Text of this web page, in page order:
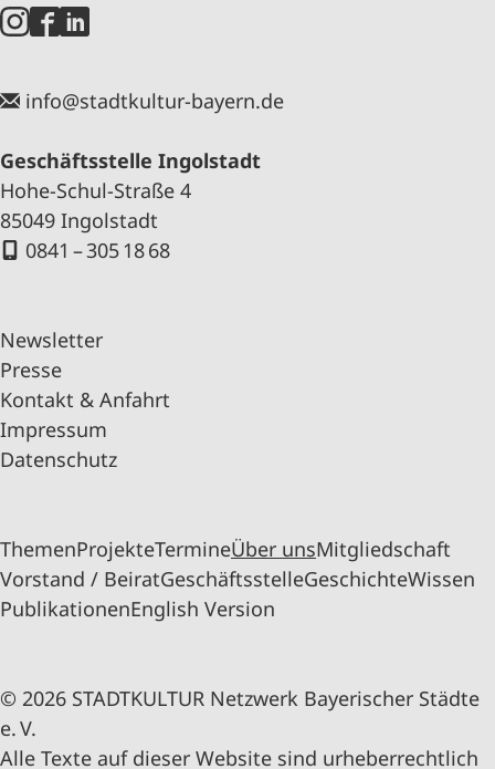
info@stadtkultur-bayern.de
Geschäftsstelle Ingolstadt
Hohe-Schul-Straße 4
85049 Ingolstadt
0841 – 305 18 68
Newsletter
Presse
Kontakt & Anfahrt
Impressum
Datenschutz
ThemenProjekteTermineÜber unsMitgliedschaft
Vorstand / BeiratGeschäftsstelleGeschichteWissen
PublikationenEnglish Version
© 2026 STADTKULTUR Netzwerk Bayerischer Städte
e. V.
Alle Texte auf dieser Website sind urheberrechtlich